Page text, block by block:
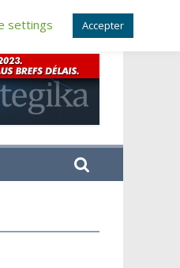
settings Accepter